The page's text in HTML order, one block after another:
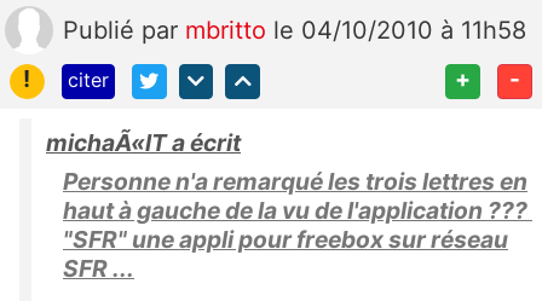
Publié par mbritto le 04/10/2010 à 11h58
!
citer + -
michaÃ«lT a écrit
Personne n'a remarqué les trois lettres en
haut à gauche de la vu de l'application ???
"SFR" une appli pour freebox sur réseau
SFR ...